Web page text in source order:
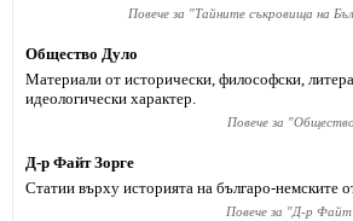
Повече за "Тайните съкровища на
Общество Дуло
Материали от исторически, философски,
идеологически характер.
Повече за "
Д-р Файт Зорге
Статии върху историята на българо-немските
Повече за "Д-р Файт